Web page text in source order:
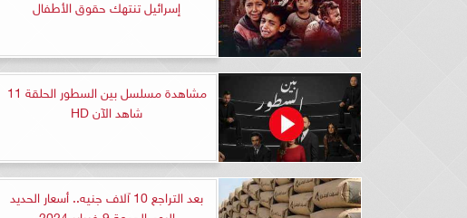
إسرائيل تنتهك حقوق الأطفال
مشاهدة مسلسل بين السطور الحلقة 11
شاهد الآن HD
بعد التراجع 10 آلاف جنيه.. أسعار الحديد